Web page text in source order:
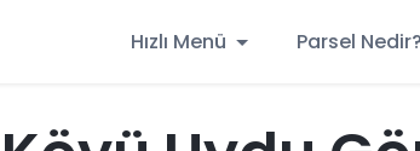
Hızlı Menü Parsel Nedir?